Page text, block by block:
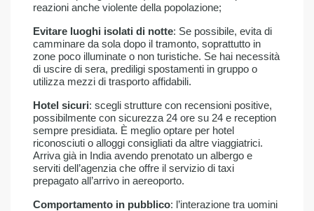
reazioni anche violente della popolazione;
Evitare luoghi isolati di notte: Se possibile, evita di
camminare da sola dopo il tramonto, soprattutto in
zone poco illuminate o non turistiche. Se hai necessità
di uscire di sera, prediligi spostamenti in gruppo o
utilizza mezzi di trasporto affidabili.
Hotel sicuri: scegli strutture con recensioni positive,
possibilmente con sicurezza 24 ore su 24 e reception
sempre presidiata. È meglio optare per hotel
riconosciuti o alloggi consigliati da altre viaggiatrici.
Arriva già in India avendo prenotato un albergo e
serviti dell’agenzia che offre il servizio di taxi
prepagato all’arrivo in aereoporto.
Comportamento in pubblico: l’interazione tra uomini